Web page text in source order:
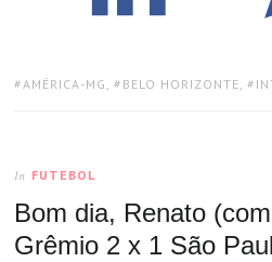
TAGS:
AMÉRICA-MG , BELO HORIZONTE,
In FUTEBOL
Bom dia, Renato
Grêmio 2 x 1 São